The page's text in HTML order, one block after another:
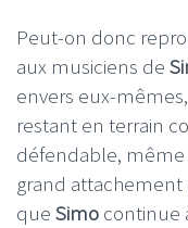
Peut-on donc
aux musiciens de
envers eux-
restant en terrain
défendable, même
grand
que Simo continue